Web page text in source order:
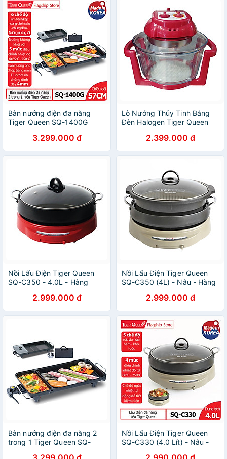
Bàn nướng điện đa năng
Tiger Queen SQ-1400G
3.299.000 đ
Lò Nướng Thủy Tinh Bằng
Đèn Halogen Tiger Queen
Chính Hãng2.399.000 đ
Nồi Lẩu Điện Tiger Queen
SQ-C350 - 4.0L - Hàng
2.999.000 đ
Nồi Lẩu Điện Tiger Queen
SQ-C350 (4L) - Nâu - Hàng
2.999.000 đ
Bàn nướng điện đa năng 2
trong 1 Tiger Queen SQ-
Nồi Lẩu Điện Tiger Queen
SQ-C330 (4.0 Lít) - Nâu -